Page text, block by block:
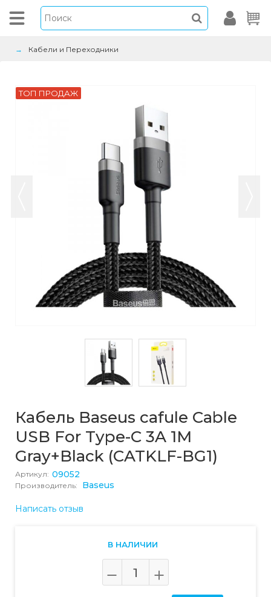
Кабели и Переходники
ТОП ПРОДАЖ
Кабель Baseus cafule Cable
USB For Type-C 3A 1M
Gray+Black (CATKLF-BG1)
Артикул: 09052
Производитель: Baseus
Написать отзыв
В НАЛИЧИИ